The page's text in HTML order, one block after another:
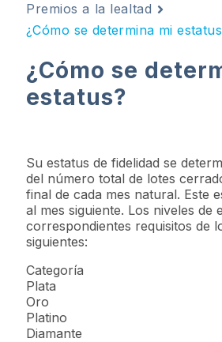
Premios a la lealtad
¿Cómo se determina mi
¿Cómo se
estatus?
Su estatus de fidelidad se
del número total de lotes
final de cada mes natural. Este
al mes siguiente. Los niveles de
correspondientes requisitos de
siguientes:
Categoría
Plata
Oro
Platino
Diamante